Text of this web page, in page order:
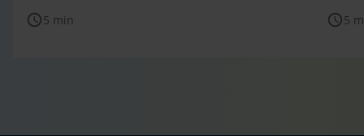
schedule5 min schedule5